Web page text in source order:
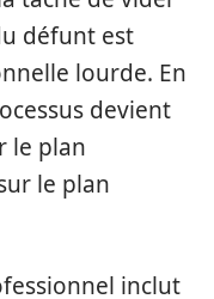
défunt est
lourde. En
devient
le plan
le plan
inclut